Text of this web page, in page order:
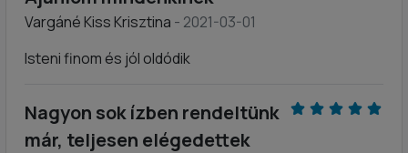
Vargáné Kiss Krisztina - 2021-03-01
Isteni finom és jól oldódik
Nagyon sok ízben rendeltünk
már, teljesen elégedettek